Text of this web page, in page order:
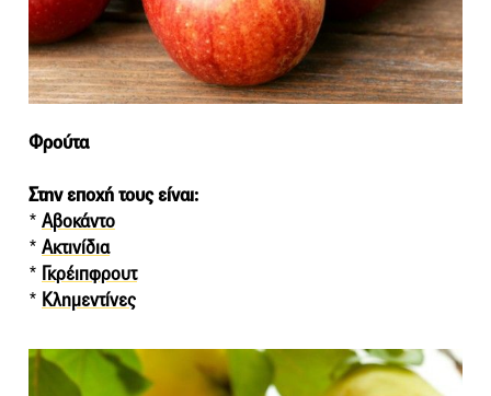
Φρούτα
Στην εποχή τους είναι:
* Αβοκάντο
* Ακτινίδια
* Γκρέιπφρουτ
* Κλημεντίνες